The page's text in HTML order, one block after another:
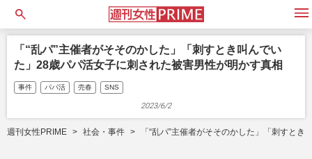
open
「“乱パ”主催者がそそのかした」「刺すとき叫んでい
た」28歳パパ活女子に刺された被害男性が明かす真相
事件 パパ活 売春 SNS
2023/6/2
週刊女性PRIME 社会・事件 「“乱パ”主催者がそそのかした」「刺すと